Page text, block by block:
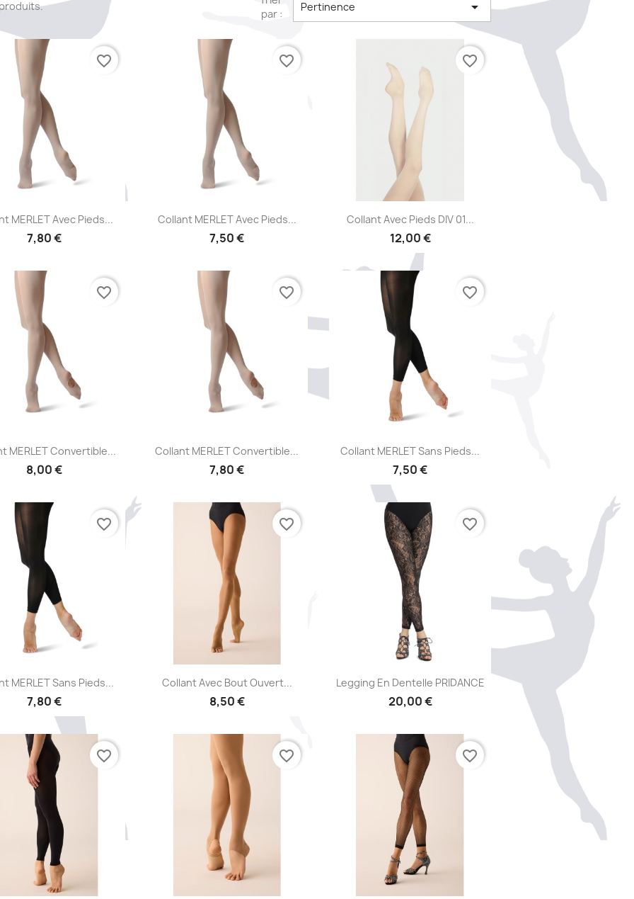
par :
Pertinence 
Aperçu rapide
MERLET Avec Pieds...
7,80 €
favorite_border
Aperçu rapide
Collant MERLET Avec Pieds...
7,50 €
favorite_border
Aperçu rapide
Collant Avec Pieds DIV 01...
12,00 €
favorite_border
Aperçu rapide
MERLET Convertible...
8,00 €
favorite_border
Aperçu rapide
Collant MERLET Convertible...
7,80 €
favorite_border
Aperçu rapide
Collant MERLET Sans Pieds...
7,50 €
favorite_border
Aperçu rapide
MERLET Sans Pieds...
7,80 €
favorite_border
Aperçu rapide
Collant Avec Bout Ouvert...
8,50 €
favorite_border
Aperçu rapide
Legging En Dentelle PRIDANCE
20,00 €
favorite_border
favorite_border favorite_border favorite_border